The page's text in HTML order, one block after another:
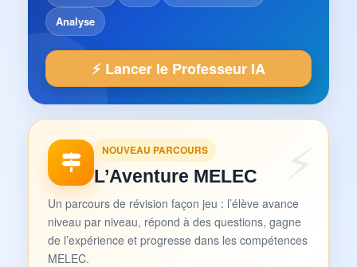
Analyse
⚡ Lancer le Professeur IA
NOUVEAU PARCOURS
L’Aventure MELEC
Un parcours de révision façon jeu : l’élève avance
niveau par niveau, répond à des questions, gagne
de l’expérience et progresse dans les compétences
MELEC.